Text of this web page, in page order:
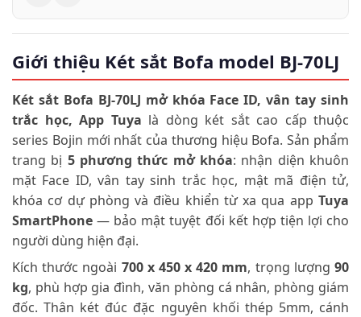
Giới thiệu Két sắt Bofa model BJ-70LJ
Két sắt Bofa BJ-70LJ mở khóa Face ID, vân tay sinh
trắc học, App Tuya là dòng két sắt cao cấp thuộc
series Bojin mới nhất của thương hiệu Bofa. Sản phẩm
trang bị 5 phương thức mở khóa: nhận diện khuôn
mặt Face ID, vân tay sinh trắc học, mật mã điện tử,
khóa cơ dự phòng và điều khiển từ xa qua app Tuya
SmartPhone — bảo mật tuyệt đối kết hợp tiện lợi cho
người dùng hiện đại.
Kích thước ngoài 700 x 450 x 420 mm, trọng lượng90
kg, phù hợp gia đình, văn phòng cá nhân, phòng giám
đốc. Thân két đúc đặc nguyên khối thép 5mm, cánh